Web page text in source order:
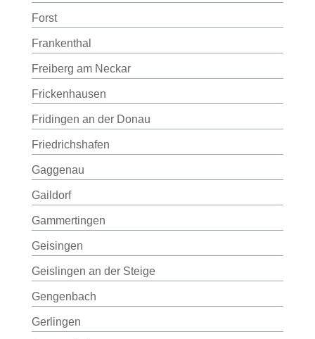
Forst
Frankenthal
Freiberg am Neckar
Frickenhausen
Fridingen an der Donau
Friedrichshafen
Gaggenau
Gaildorf
Gammertingen
Geisingen
Geislingen an der Steige
Gengenbach
Gerlingen